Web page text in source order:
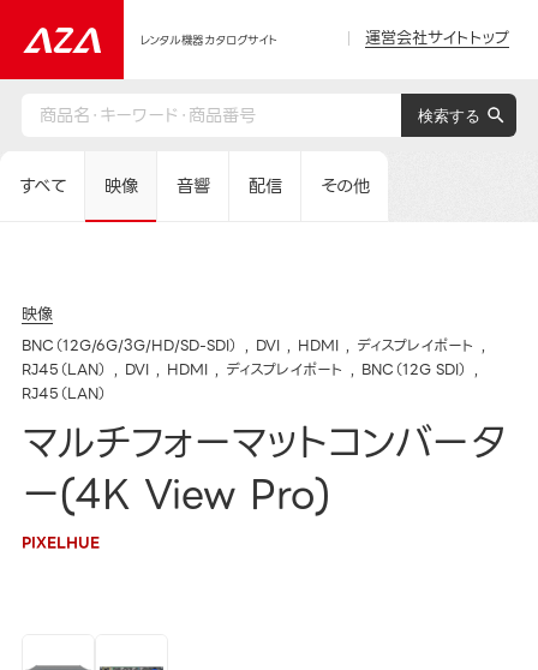
レンタル機器カタログサイト 運営会社サイトトップ
すべて 映像 音響 配信 その他
映像
BNC（12G/6G/3G/HD/SD-SDI） DVI HDMI
ディスプレイポート
RJ45（LAN）
DVI HDMI ディスプレイポート
BNC（12G SDI）
RJ45（LAN）
マルチフォーマットコンバータ
ー(4K View Pro)
PIXELHUE